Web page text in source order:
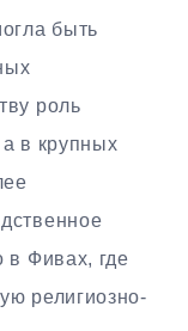
быть
роль
в крупных
в Фивах, где
религиозно-